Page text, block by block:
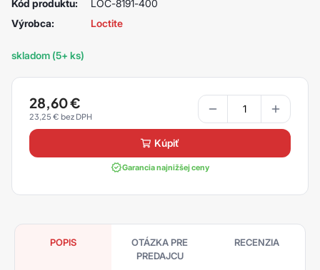
Kód produktu:
LOC-8191-400
Výrobca:
Loctite
skladom (5+ ks)
28,60€
23,25 €
kúpiť
Garancia najnižšej ceny
POPIS
OTÁZKA PRE
PREDAJCU
RECENZIA